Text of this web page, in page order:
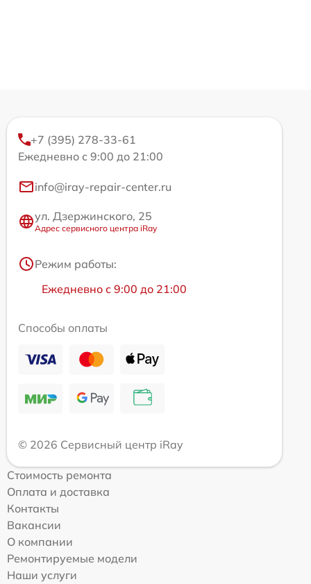
+7 (395) 278-33-61
Ежедневно с 9:00 до 21:00
info@iray-repair-center.ru
ул. Дзержинского, 25
Адрес сервисного центра iRay
Режим работы:
Ежедневно с 9:00 до 21:00
Способы оплаты
© 2026 Сервисный центр iRay
Стоимость ремонта
Оплата и доставка
Контакты
Вакансии
О компании
Ремонтируемые модели
Наши услуги